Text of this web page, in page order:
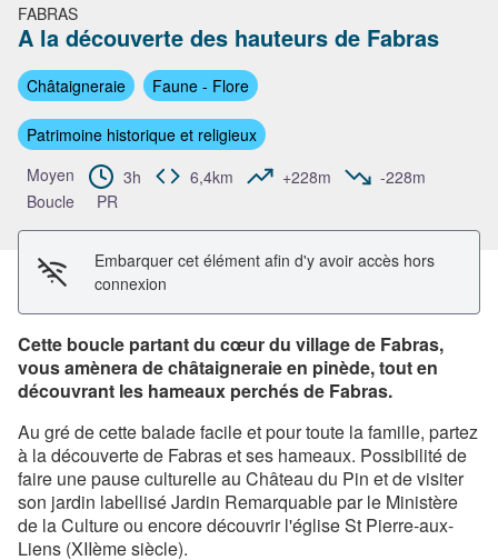
Voir l'image en plein écran
FABRAS
A la découverte des hauteurs de Fabras
Châtaigneraie Faune - Flore
Patrimoine historique et religieux
Moyen
3h 6,4km +228m
-228m
Boucle
PR
Embarquer cet élément afin d'y avoir accès hors
connexion
Cette boucle partant du cœur du village de Fabras,
vous amènera de châtaigneraie en pinède, tout en
découvrant les hameaux perchés de Fabras.
Au gré de cette balade facile et pour toute la famille, partez
à la découverte de Fabras et ses hameaux. Possibilité de
faire une pause culturelle au Château du Pin et de visiter
son jardin labellisé Jardin Remarquable par le Ministère
de la Culture ou encore découvrir l'église St Pierre-aux-
Liens (XIIème siècle).